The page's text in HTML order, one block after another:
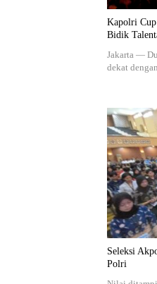
Kapolri
Bidik
Jakarta —
dekat
Seleksi
Polri